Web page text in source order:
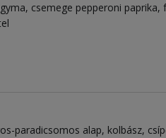
csemege pepperoni paprika,
paradicsomos alap, kolbász,